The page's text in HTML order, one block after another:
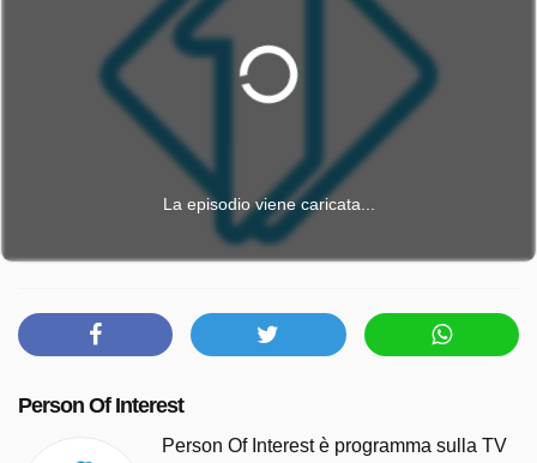
La episodio viene caricata...
Person Of Interest
Person Of Interest è programma sulla TV